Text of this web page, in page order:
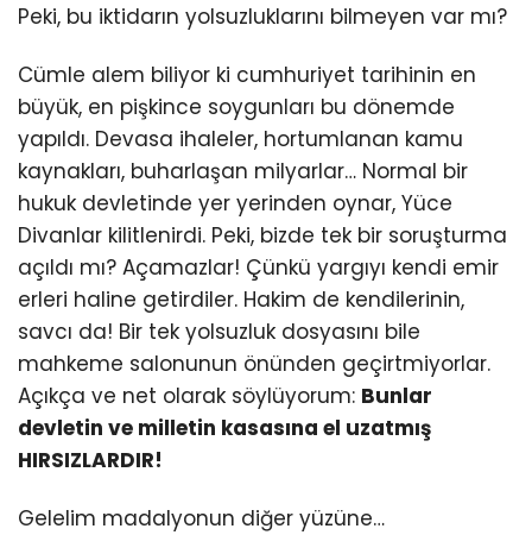
Peki, bu iktidarın yolsuzluklarını bilmeyen var mı?
Cümle alem biliyor ki cumhuriyet tarihinin en
büyük, en pişkince soygunları bu dönemde
yapıldı. Devasa ihaleler, hortumlanan kamu
kaynakları, buharlaşan milyarlar… Normal bir
hukuk devletinde yer yerinden oynar, Yüce
Divanlar kilitlenirdi. Peki, bizde tek bir soruşturma
açıldı mı? Açamazlar! Çünkü yargıyı kendi emir
erleri haline getirdiler. Hakim de kendilerinin,
savcı da! Bir tek yolsuzluk dosyasını bile
mahkeme salonunun önünden geçirtmiyorlar.
Açıkça ve net olarak söylüyorum: Bunlar
devletin ve milletin kasasına el uzatmış
HIRSIZLARDIR!
Gelelim madalyonun diğer yüzüne…